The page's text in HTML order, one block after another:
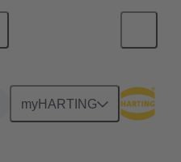
myHARTING
aansluiting